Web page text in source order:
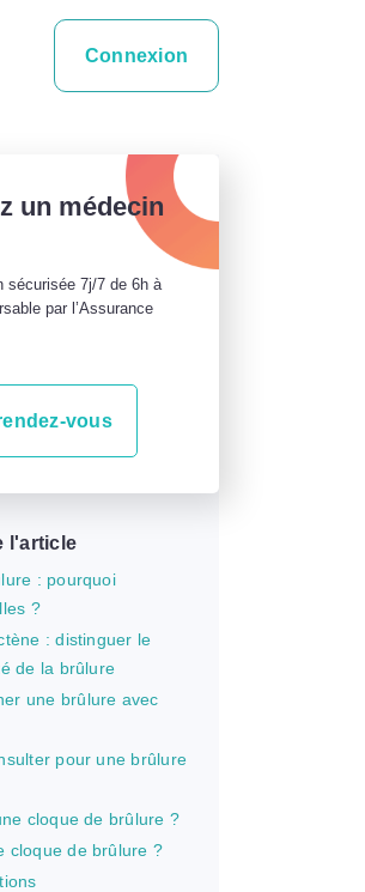
Connexion
un médecin
sécurisée 7j/7 de 6h à
par l’Assurance
vous
l'article
: pourquoi
?
: distinguer le
de la brûlure
une brûlure avec
pour une brûlure
cloque de brûlure ?
cloque de brûlure ?